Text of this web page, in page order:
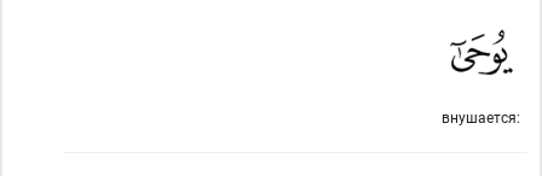
внушается: